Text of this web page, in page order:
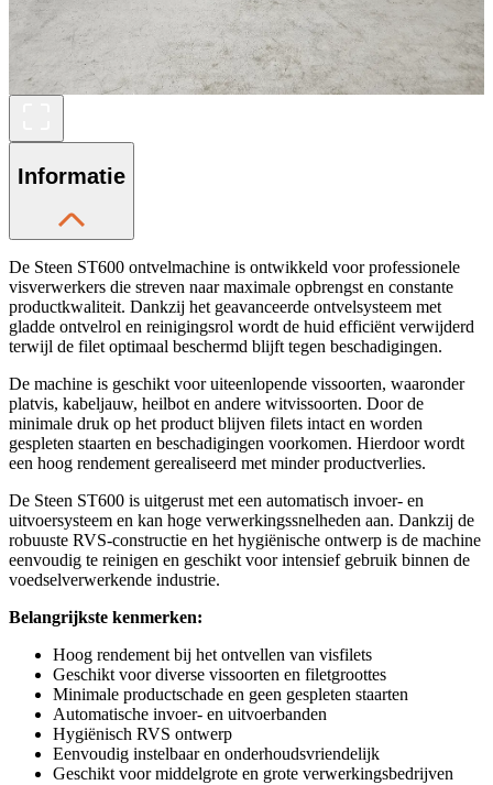
Informatie
De Steen ST600 ontvelmachine is ontwikkeld voor professionele
visverwerkers die streven naar maximale opbrengst en constante
productkwaliteit. Dankzij het geavanceerde ontvelsysteem met
gladde ontvelrol en reinigingsrol wordt de huid efficiënt verwijderd
terwijl de filet optimaal beschermd blijft tegen beschadigingen.
De machine is geschikt voor uiteenlopende vissoorten, waaronder
platvis, kabeljauw, heilbot en andere witvissoorten. Door de
minimale druk op het product blijven filets intact en worden
gespleten staarten en beschadigingen voorkomen. Hierdoor wordt
een hoog rendement gerealiseerd met minder productverlies.
De Steen ST600 is uitgerust met een automatisch invoer- en
uitvoersysteem en kan hoge verwerkingssnelheden aan. Dankzij de
robuuste RVS-constructie en het hygiënische ontwerp is de machine
eenvoudig te reinigen en geschikt voor intensief gebruik binnen de
voedselverwerkende industrie.
Belangrijkste kenmerken:
Hoog rendement bij het ontvellen van visfilets
Geschikt voor diverse vissoorten en filetgroottes
Minimale productschade en geen gespleten staarten
Automatische invoer- en uitvoerbanden
Hygiënisch RVS ontwerp
Eenvoudig instelbaar en onderhoudsvriendelijk
Geschikt voor middelgrote en grote verwerkingsbedrijven